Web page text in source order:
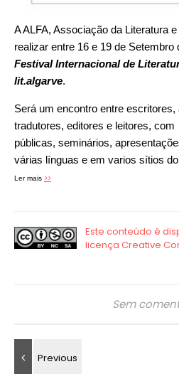
A ALFA, Associação da Literatura
realizar entre 16 e 19 de Setembro
Festival Internacional de
lit.algarve.
Será um encontro entre escritores,
tradutores, editores e leitores, com
públicas, seminários,
várias línguas e em varios sítios
Ler mais >>
Sem